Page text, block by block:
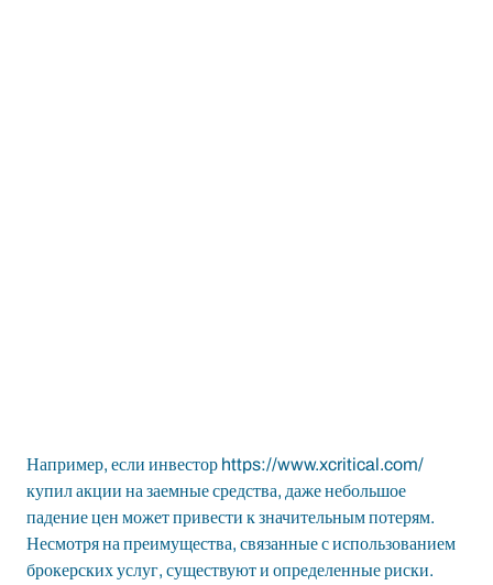
Например, если инвестор https://www.xcritical.com/
купил акции на заемные средства, даже небольшое
падение цен может привести к значительным потерям.
Несмотря на преимущества, связанные с использованием
брокерских услуг, существуют и определенные риски.